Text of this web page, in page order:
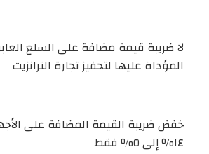
لا ضريبة قيمة مضافة على السلع
المؤداة عليها لتحفيز تجارة الترانزيت
خفض ضريبة القيمة المضافة على
١٤٪ إلى ٥٪ فقط